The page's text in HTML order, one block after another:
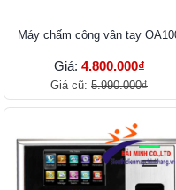
Máy chấm công vân tay
Giá: 4.800.000₫
Giá cũ: 5.990.000₫